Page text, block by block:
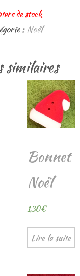
de stock
: Noël
similaires
Bonnet
Noël
1,30€
Lire la suite